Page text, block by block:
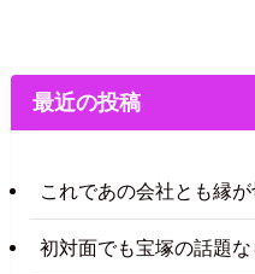
最近の投稿
これであの会社とも縁
初対面でも宝塚の話題